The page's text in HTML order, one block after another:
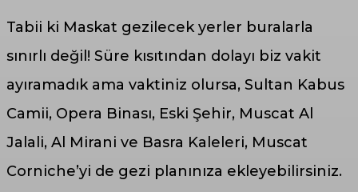
Tabii ki Maskat gezilecek yerler buralarla
sınırlı değil! Süre kısıtından dolayı biz vakit
ayıramadık ama vaktiniz olursa, Sultan Kabus
Camii, Opera Binası, Eski Şehir, Muscat Al
Jalali, Al Mirani ve Basra Kaleleri, Muscat
Corniche’yi de gezi planınıza ekleyebilirsiniz.